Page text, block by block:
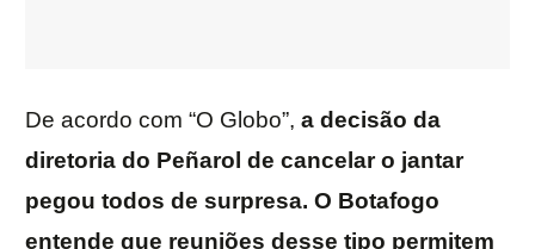
De acordo com “O Globo”, a decisão da
diretoria do Peñarol de cancelar o jantar
pegou todos de surpresa. O Botafogo
entende que reuniões desse tipo permitem